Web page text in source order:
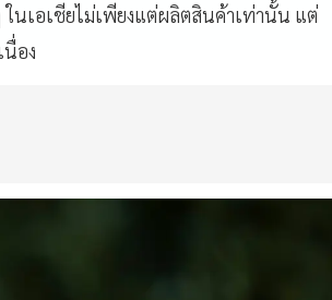
นเอเชียไม่เพียงแต่ผลิตสินค้าเท่านั้น แต่
อง